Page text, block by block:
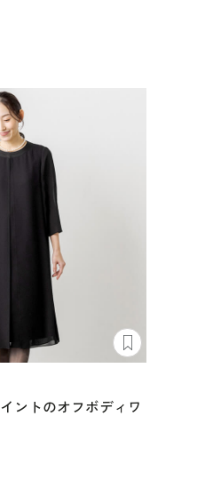
ントのオフボディワ